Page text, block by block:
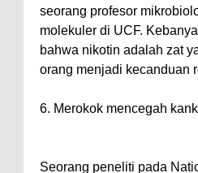
seorang profesor
molekuler di UCF.
bahwa nikotin adalah zat
orang menjadi kecanduan
6. Merokok mencegah
Seorang peneliti pada